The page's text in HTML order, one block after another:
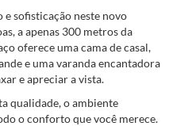
sofisticação neste novo
a apenas 300 metros da
oferece uma cama de casal,
e uma varanda encantadora
e apreciar a vista.
qualidade, o ambiente
o conforto que você merece.